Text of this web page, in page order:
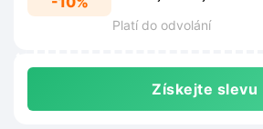
Platí do odvolání
Získejte slevu